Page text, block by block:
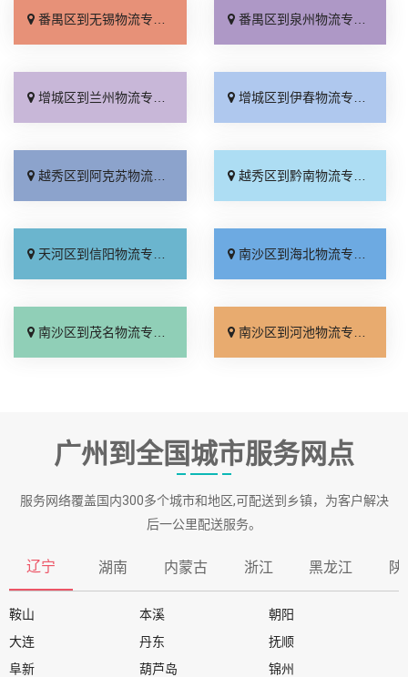
番禺区到无锡物流专线_市县派送「高速快运」 番禺区到泉州物流专线_多少一吨「准时准点」
增城区到兰州物流专线_高速快运「直达往返」 增城区到伊春物流专线_零担配货「多年经验」
越秀区到阿克苏物流专线_门到门接送「上门取件」 越秀区到黔南物流专线_损坏理赔「收费介绍」
天河区到信阳物流专线_整车配货「无需中转」 南沙区到海北物流专线_整车配货「门到门接送」
南沙区到茂名物流专线_诚信经营「急你所需」 南沙区到河池物流专线_实时反馈「托运放心」
广州到全国城市服务网点
服务网络覆盖国内300多个城市和地区,可配送到乡镇，为客户解决
后一公里配送服务。
辽宁 湖南 内蒙古 浙江 黑龙江 陕
鞍山 本溪
朝阳
大连
丹东
抚顺
阜新
葫芦岛
锦州